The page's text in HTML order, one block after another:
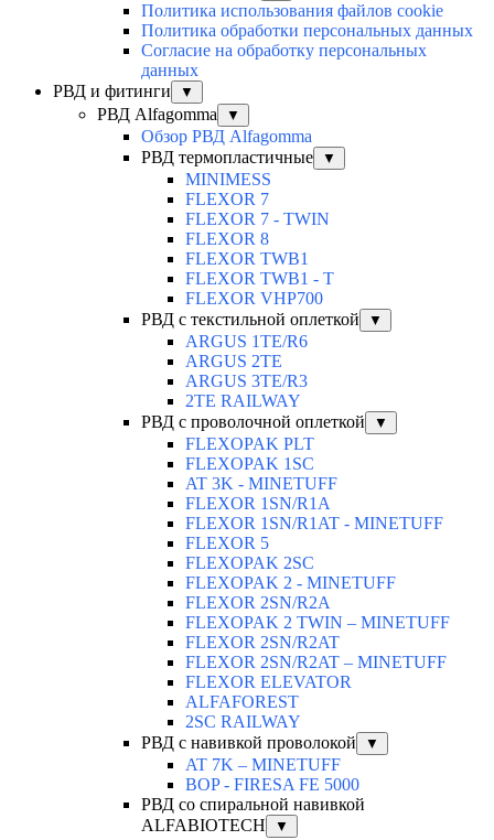
Политика использования файлов cookie
Политика обработки персональных данных
Согласие на обработку персональных
данных
РВД и фитинги
▼
РВД Alfagomma ▼
Обзор РВД Alfagomma
РВД термопластичные
▼
MINIMESS
FLEXOR 7
FLEXOR 7 - TWIN
FLEXOR 8
FLEXOR TWB1
FLEXOR TWB1 - T
FLEXOR VHP700
РВД с текстильной оплеткой
▼
ARGUS 1TE/R6
ARGUS 2TЕ
ARGUS 3TE/R3
2TE RAILWAY
РВД с проволочной оплеткой
▼
FLEXOPAK PLT
FLEXOPAK 1SС
AT 3K - MINETUFF
FLEXOR 1SN/R1A
FLEXOR 1SN/R1AT - MINETUFF
FLEXOR 5
FLEXOPAK 2SС
FLEXOPAK 2 - MINETUFF
FLEXOR 2SN/R2A
FLEXOPAK 2 TWIN – MINETUFF
FLEXOR 2SN/R2AT
FLEXOR 2SN/R2AT – MINETUFF
FLEXOR ELEVATOR
ALFAFOREST
2SC RAILWAY
РВД с навивкой проволокой
▼
AT 7K – MINETUFF
BOP - FIRESA FE 5000
РВД со спиральной навивкой
ALFABIOTECH
▼